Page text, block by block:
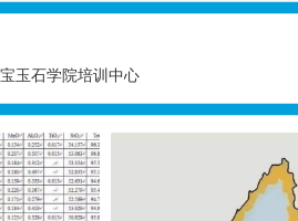
玉石学院培训中心